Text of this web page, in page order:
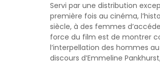
Servi par une distribution
première fois au cinéma,
siècle, à des femmes
force du film est de montrer
l’interpellation des hommes
discours d’Emmeline